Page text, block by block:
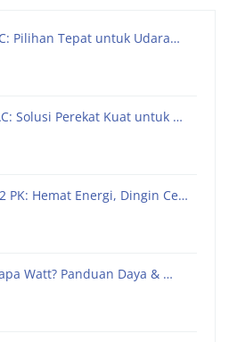
Pilihan Tepat untuk Udara…
Solusi Perekat Kuat untuk …
PK: Hemat Energi, Dingin Ce…
Watt? Panduan Daya & …